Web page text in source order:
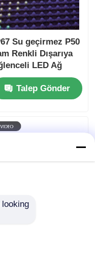
Su geçirmez P50
Renkli Dışarıya
LED Ağ
Ekranı Bina
Talep Gönder